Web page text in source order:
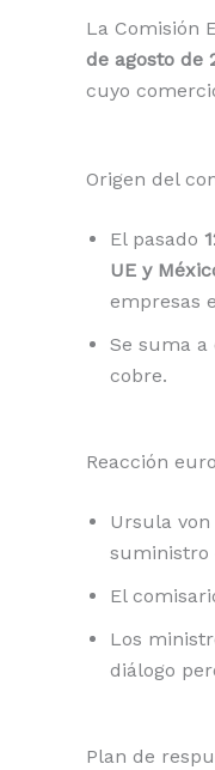
La Comisión
de agosto de
cuyo
Origen del
El pasado
UE y
empresas
Se suma a
cobre.
Reacción
Ursula
suministro
El
Los
diálogo
Plan de